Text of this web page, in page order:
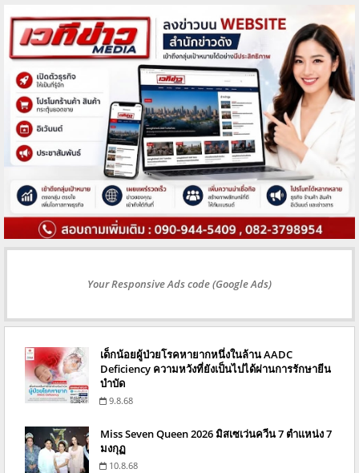
Your Responsive Ads code (Google Ads)
เด็กน้อยผู้ป่วยโรคหายากหนึ่งในล้าน AADC
Deficiency ความหวังที่ยังเป็นไปได้ผ่านการรักษายีน
บำบัด
9.8.68
Miss Seven Queen 2026 มิสเซเว่นควีน 7 ตำแหน่ง 7
มงกุฏ
10.8.68